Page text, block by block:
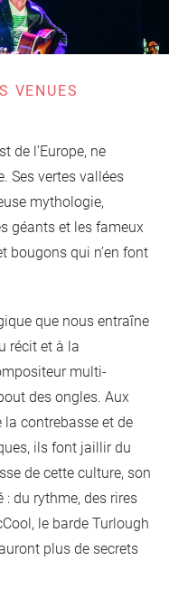
VENUES
de l’Europe, ne
Ses vertes vallées
mythologie,
géants et les fameux
bougons qui n’en font
que nous entraîne
récit et à la
multi-
des ongles. Aux
la contrebasse et de
ils font jaillir du
de cette culture, son
: du rythme, des rires
le barde Turlough
plus de secrets